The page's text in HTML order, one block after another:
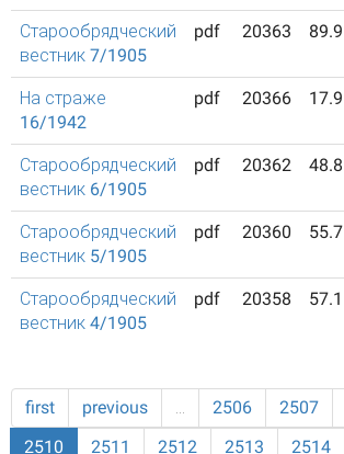
Старообрядческий
вестник 7/1905
pdf 20363 89.9
На страже
16/1942
pdf 20366 17.9
Старообрядческий
вестник 6/1905
pdf 20362 48.8
Старообрядческий
вестник 5/1905
pdf 20360 55.7
Старообрядческий
вестник 4/1905
pdf 20358 57.1
first previous … 2506 2507
2510
2511 2512 2513 2514